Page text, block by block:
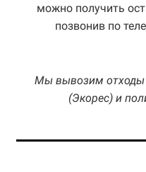
можно получить
позвонив по
Мы вывозим отходы
(Экорес) и